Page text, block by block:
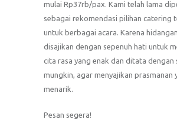
mulai Rp37rb/pax. Kami telah lama
sebagai rekomendasi pilihan catering
untuk berbagai acara. Karena
disajikan dengan sepenuh hati untuk
cita rasa yang enak dan ditata dengan
mungkin, agar menyajikan prasmanan
menarik.
Pesan segera!